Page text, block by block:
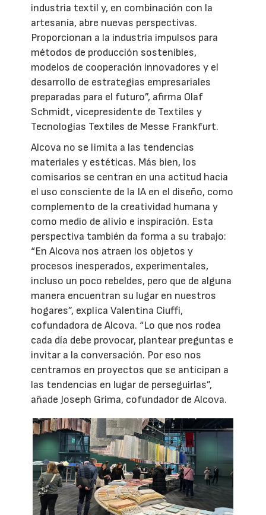
industria textil y, en combinación con la
artesanía, abre nuevas perspectivas.
Proporcionan a la industria impulsos para
métodos de producción sostenibles,
modelos de cooperación innovadores y el
desarrollo de estrategias empresariales
preparadas para el futuro”, afirma Olaf
Schmidt, vicepresidente de Textiles y
Tecnologías Textiles de Messe Frankfurt.
Alcova no se limita a las tendencias
materiales y estéticas. Más bien, los
comisarios se centran en una actitud hacia
el uso consciente de la IA en el diseño, como
complemento de la creatividad humana y
como medio de alivio e inspiración. Esta
perspectiva también da forma a su trabajo:
“En Alcova nos atraen los objetos y
procesos inesperados, experimentales,
incluso un poco rebeldes, pero que de alguna
manera encuentran su lugar en nuestros
hogares”, explica Valentina Ciuffi,
cofundadora de Alcova. “Lo que nos rodea
cada día debe provocar, plantear preguntas e
invitar a la conversación. Por eso nos
centramos en proyectos que se anticipan a
las tendencias en lugar de perseguirlas”,
añade Joseph Grima, cofundador de Alcova.